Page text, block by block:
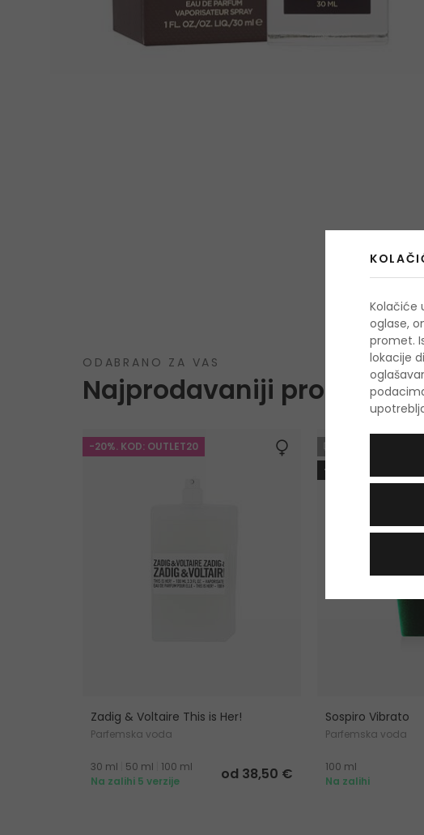
ODABRANO ZA VAS
Najprodavaniji proizvodi
-20%. KOD: OUTLET20
Zadig & Voltaire This is Her!
Parfemska voda
30 ml 50 ml
100 ml
Na zalihi 5 verzije
od 38,50 €
-10%. KOD: OUTLET10
Sospiro Vibrato
Parfemska voda
100 ml
Na zalihi
Kolačiće
oglase,
promet.
lokacije